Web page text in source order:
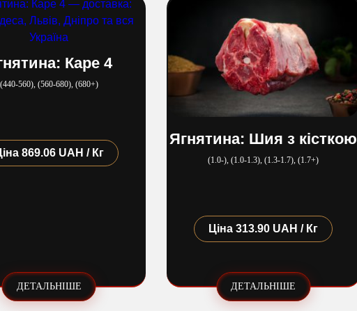
Каре 4
(440​-​560), (560​-​680), (680+)
869.06 UAH / Кг
ДЕТАЛЬНІШЕ
Ягнятина: Шия з кісткою
(1.0-), (1.0​-​1.3), (1.3​-​1.7), (1.7+)
Ціна313.90 UAH / Кг
ДЕТАЛЬНІШЕ